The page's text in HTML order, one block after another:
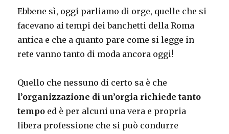
Ebbene sì, oggi parliamo di orge, quelle che si
facevano ai tempi dei banchetti della Roma
antica e che a quanto pare come si legge in
rete vanno tanto di moda ancora oggi!
Quello che nessuno di certo sa è che
l’organizzazione di un’orgia richiede tanto
tempo ed è per alcuni una vera e propria
libera professione che si può condurre